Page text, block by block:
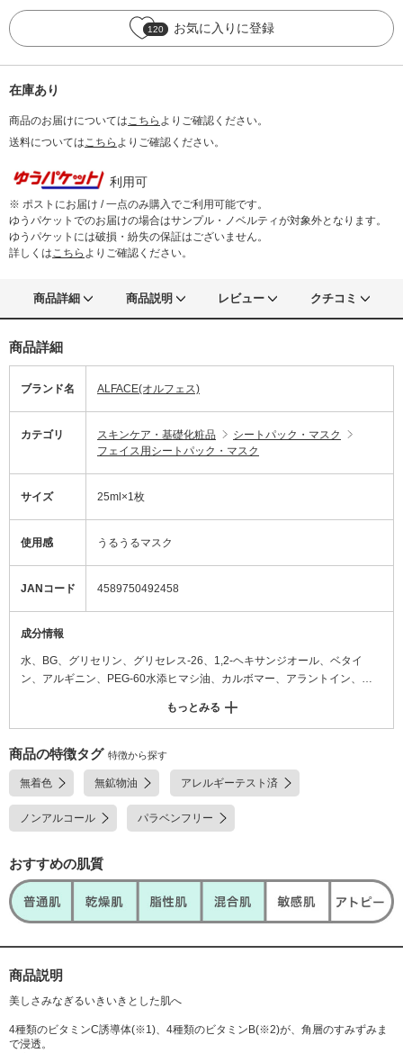
120 お気に入りに登録
在庫あり
商品のお届けについてはこちら よりご確認ください。
送料についてはこちら よりご確認ください。
利用可
※ ポストにお届け / 一点のみ購入でご利用可能です。
ゆうパケットでのお届けの場合はサンプル・ノベルティが対象外となります。
ゆうパケットには破損・紛失の保証はございません。
詳しくはこちら よりご確認ください。
商品詳細 商品説明 レビュー クチコミ
商品詳細
ブランド名 ALFACE(オルフェス)
カテゴリ スキンケア・基礎化粧品
シートパック・マスク
フェイス用シートパック・マスク
サイズ 25ml×1枚
使用感 うるうるマスク
JANコード 4589750492458
成分情報
水、BG、グリセリン、グリセレス-26、1,2-ヘキサンジオール、ベタイ
ン、アルギニン、PEG-60水添ヒマシ油、カルボマー、アラントイン、ヒ
セリル/アクリル酸)コポリマー、(メチルビニルエーテル/マレイン酸)コポリ
マー、EDTA-2Na、グリチルリチン酸2K、プロポリスエキス、ハチミツエ
キス、ベルガモット果実油、マンダリンオレンジ果皮油、オレンジ果皮
油、酢酸Na、セルロース、ペンチレングリコール、グリシン、セリン、グ
ルタミン酸、ヒアルロン酸Na、マデカッソシド、3-O-エチルアスコルビン
酸、アスパラギン酸、ロイシン、アラニン、リシン、チロシン、フェニル
アラニン、トレオニン、プロリン、バリン、アスコルビン酸、イソロイシ
コルビルグルコシド、ヒアルロン酸、リン酸アスコルビルMg、チアミンH
Cl、リボフラビン、ビオチン、ピリドキシン
もっとみる
商品の特徴タグ 特徴から探す
無着色 無鉱物油 アレルギーテスト済
ノンアルコール パラベンフリー
おすすめの肌質
商品説明
美しさみなぎるいきいきとした肌へ
4種類のビタミンC誘導体(※1)、4種類のビタミンB(※2)が、角層のすみずみま
で浸透。